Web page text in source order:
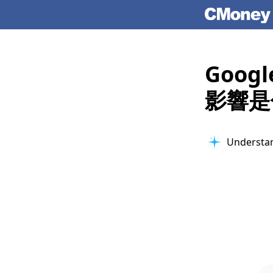
影響